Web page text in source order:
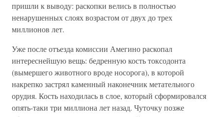
пришли к выводу: раскопки велись в полностью
ненарушенных слоях возрастом от двух до трех
миллионов лет.
Уже после отъезда комиссии Амегино раскопал
интереснейшую вещь: бедренную кость токсодонта
(вымершего животного вроде носорога), в которой
накрепко застрял каменный наконечник метательного
орудия. Кость находилась в слое, который сформировался
опять-таки три миллиона лет назад. Чуточку позже